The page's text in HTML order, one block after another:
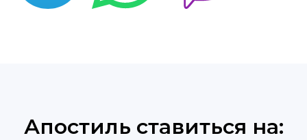
Апостиль ставиться на: